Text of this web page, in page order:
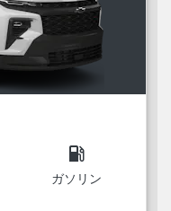
local_gas_station
ガソリン